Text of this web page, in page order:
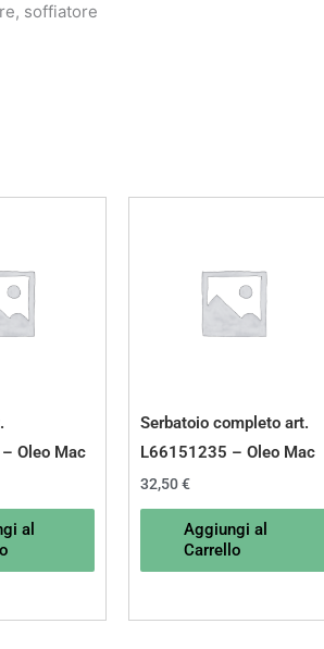
soffiatore
Oleo Mac
al
Serbatoio completo art.
L66151235 – Oleo Mac
32,50€
Aggiungi al
Carrello